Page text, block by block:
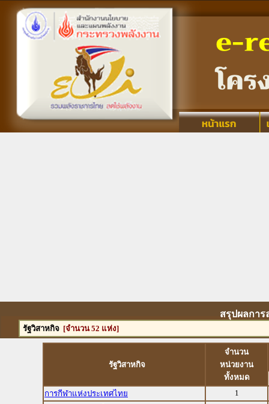
สรุปผลการ
รัฐวิสาหกิจ [จำนวน 52 แห่ง]
รัฐวิสาหกิจ
จำนวน
หน่วยงาน
ทั้งหมด
การกีฬาแห่งประเทศไทย
1